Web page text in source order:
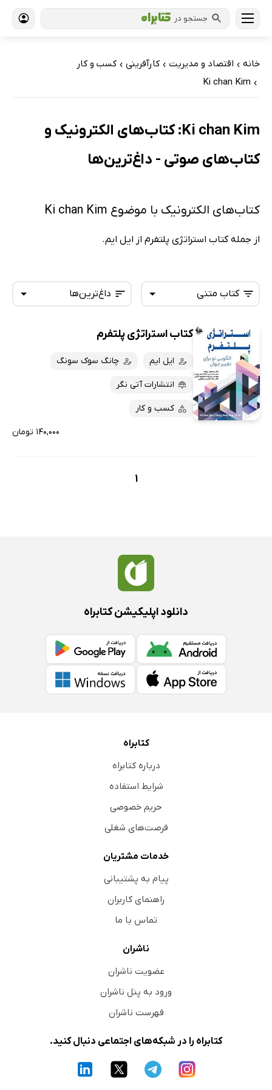
جستجو در
خانه › اقتصاد و مدیریت › کارآفرینی › کسب و کار
›
Ki chan Kim
Ki chan Kim: کتاب‌های الکترونیک و
کتاب‌های صوتی - داغ‌ترین‌ها
کتاب‌های الکترونیک با موضوع Ki chan Kim
از جمله کتاب استراتژی پلتفرم از ایل ایم.
داغ‌ترین‌ها
تازه‌ها
داغ‌ترین‌ها
پرفروش‌ها
کتاب متنی
همه کتاب‌ها
کتاب‌های صوتی
کتاب‌های متنی
کتاب استراتژی پلتفرم
ایل ایم چانگ سوک سونگ
انتشارات آتی نگر
کسب و کار
۱۴۰,۰۰۰ تومان
1
دانلود اپلیکیشن کتابراه
کتابراه
درباره کتابراه
شرایط استفاده
حریم خصوصی
فرصت‌های شغلی
خدمات مشتریان
پیام به پشتیبانی
راهنمای کاربران
تماس با ما
ناشران
عضویت ناشران
ورود به پنل ناشران
فهرست ناشران
کتابراه را در شبکه‌های اجتماعی دنبال کنید.